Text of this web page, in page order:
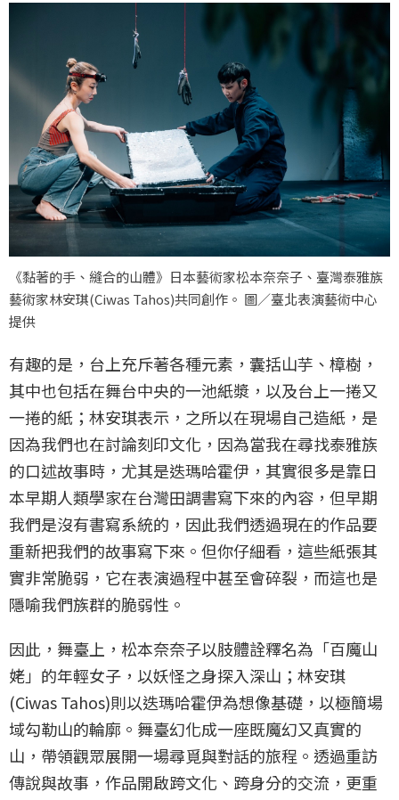
《黏著的手、縫合的山體》日本藝術家松本奈奈子、臺灣泰雅族
藝術家林安琪(Ciwas Tahos)共同創作。 圖／臺北表演藝術中心
提供
有趣的是，台上充斥著各種元素，囊括山芋、樟樹，
其中也包括在舞台中央的一池紙漿，以及台上一捲又
一捲的紙；林安琪表示，之所以在現場自己造紙，是
因為我們也在討論刻印文化，因為當我在尋找泰雅族
的口述故事時，尤其是迭瑪哈霍伊，其實很多是靠日
本早期人類學家在台灣田調書寫下來的內容，但早期
我們是沒有書寫系統的，因此我們透過現在的作品要
重新把我們的故事寫下來。但你仔細看，這些紙張其
實非常脆弱，它在表演過程中甚至會碎裂，而這也是
隱喻我們族群的脆弱性。
因此，舞臺上，松本奈奈子以肢體詮釋名為「百魔山
姥」的年輕女子，以妖怪之身探入深山；林安琪
(Ciwas Tahos)則以迭瑪哈霍伊為想像基礎，以極簡場
域勾勒山的輪廓。舞臺幻化成一座既魔幻又真實的
山，帶領觀眾展開一場尋覓與對話的旅程。透過重訪
傳說與故事，作品開啟跨文化、跨身分的交流，更重